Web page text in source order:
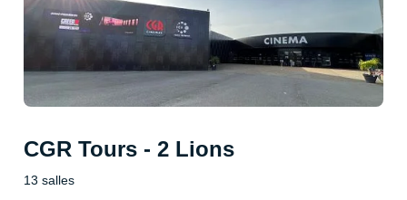
CGR Tours - 2 Lions
13 salles